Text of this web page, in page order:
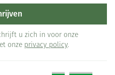
u zich in voor onze
onze privacy policy.